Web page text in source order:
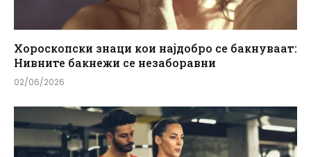
Хороскопски знаци кои најдобро се бакнуваат:
Нивните бакнежи се незаборавни
02/06/2026